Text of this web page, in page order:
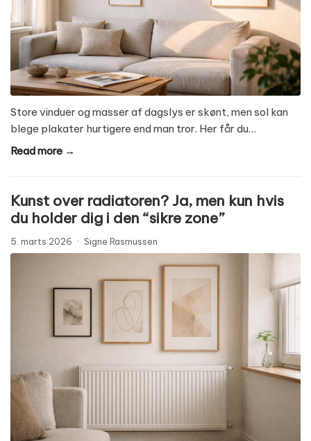
Store vinduer og masser af dagslys er skønt, men sol kan
blege plakater hurtigere end man tror. Her får du…
Read more →
Kunst over radiatoren? Ja, men kun hvis
du holder dig i den “sikre zone”
5. marts 2026 · Signe Rasmussen